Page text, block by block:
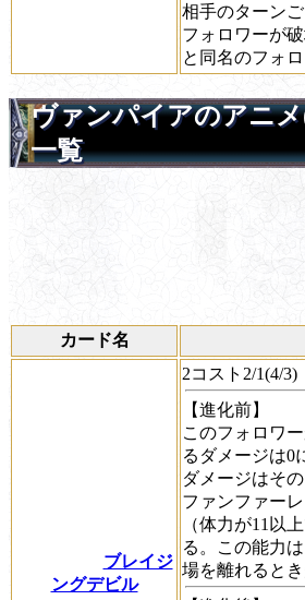
相手のターン
フォロワーが
と同名のフォ
ヴァンパイアのアニ
一覧
カード名
ブレイジ
ングデビル
2コスト2/1(4/3)
【進化前】
このフォロワ
るダメージは0
ダメージはその
ファンファーレ
（体力が11以上
る。この能力
場を離れるとき